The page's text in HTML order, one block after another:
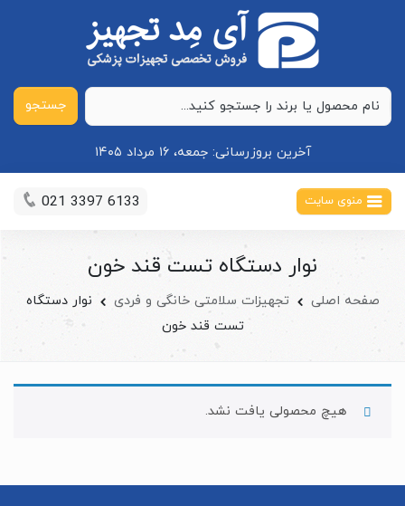
جستجو
آخرین بروزرسانی: جمعه، ۱۶ مرداد ۱۴۰۵
منوی سایت 021 3397 6133
نوار دستگاه تست قند خون
صفحه اصلی تجهیزات سلامتی خانگی و فردی
نوار دستگاه
تست قند خون
هیچ محصولی یافت نشد.